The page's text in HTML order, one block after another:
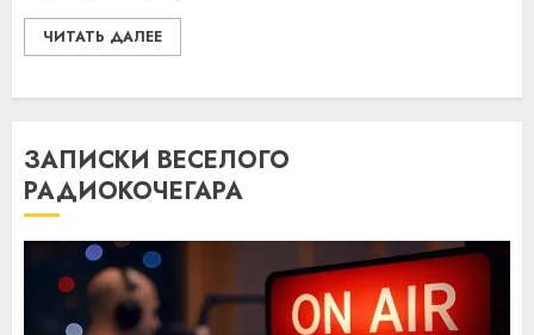
ЧИТАТЬ ДАЛЕЕ
ЗАПИСКИ ВЕСЕЛОГО
РАДИОКОЧЕГАРА